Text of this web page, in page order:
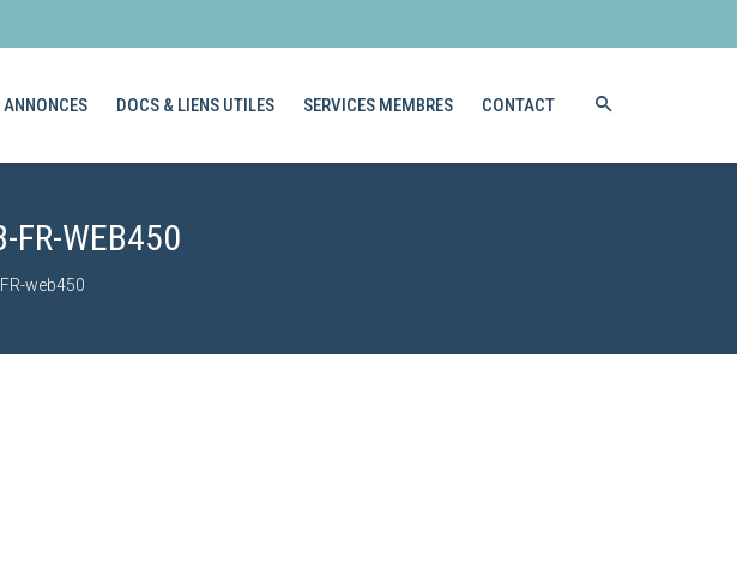
ANNONCES DOCS & LIENS UTILES SERVICES MEMBRES CONTACT
FR-WEB450
web450